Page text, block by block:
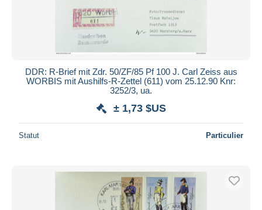
DDR: R-Brief mit Zdr. 50/ZF/85 Pf 100 J. Carl Zeiss aus
WORBIS mit Aushilfs-R-Zettel (611) vom 25.12.90 Knr:
3252/3, ua.
± 1,73 $US
Statut Particulier